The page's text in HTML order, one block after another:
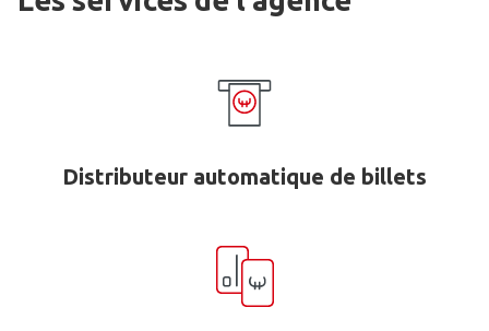
Distributeur automatique de billets